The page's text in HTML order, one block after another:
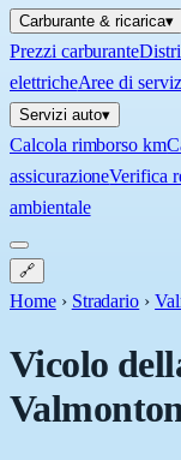
Carburante & ricarica▾
Prezzi carburante
elettricheAree di
Servizi auto▾
Calcola rimborso km
assicurazioneVerifica
ambientale
🔗
Home › Stradario ›
Vicolo